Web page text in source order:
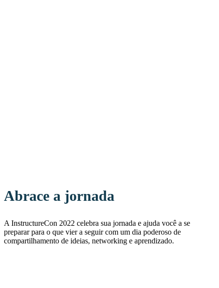
Abrace a jornada
A InstructureCon 2022 celebra sua jornada e ajuda você a se
preparar para o que vier a seguir com um dia poderoso de
compartilhamento de ideias, networking e aprendizado.